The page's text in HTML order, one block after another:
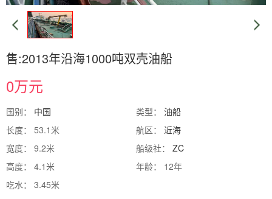
售:2013年沿海1000吨双壳油船
0万元
国别： 中国 类型： 油船
长度： 53.1米
航区： 近海
宽度： 9.2米
船级社： ZC
高度： 4.1米
年龄： 12年
吃水： 3.45米